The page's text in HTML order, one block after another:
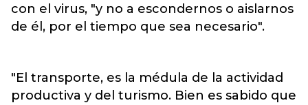
con el virus, "y no a escondernos o aislarnos
de él, por el tiempo que sea necesario".
"El transporte, es la médula de la actividad
productiva y del turismo. Bien es sabido que